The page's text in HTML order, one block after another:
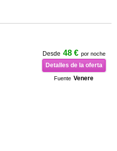
Desde 48 € por noche
Detalles de la oferta
Fuente Venere